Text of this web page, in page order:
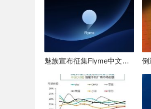
魅族宣布征集Flyme中文OS名：要像鸿蒙、澎湃一样响亮